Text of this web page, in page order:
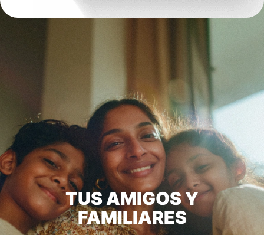
TUS AMIGOS Y
FAMILIARES